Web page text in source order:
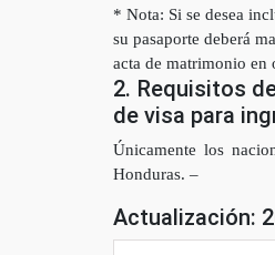
* Nota: Si se desea
su pasaporte deberá
acta de matrimonio
2. Requisitos
de visa para
Únicamente los
Honduras. –
Actualización: